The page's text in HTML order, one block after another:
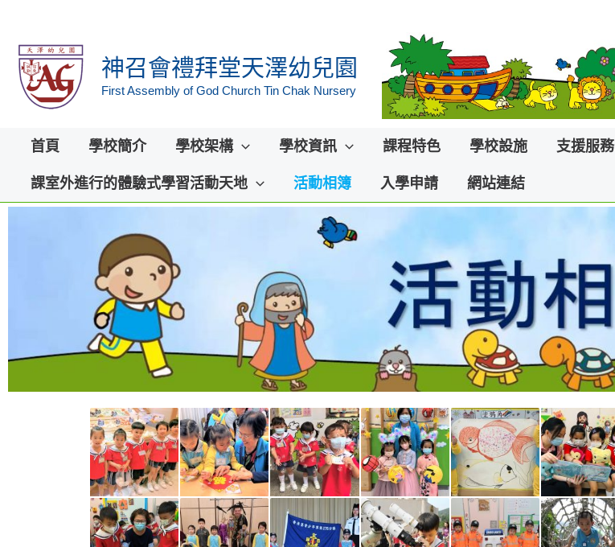
content
神召會禮拜堂天澤幼兒園
First Assembly of God Church Tin Chak Nursery
首頁 學校簡介 學校架構 學校資訊 課程特色 學校設施 支援服務
課室外進行的體驗式學習活動天地 活動相簿 入學申請 網站連結